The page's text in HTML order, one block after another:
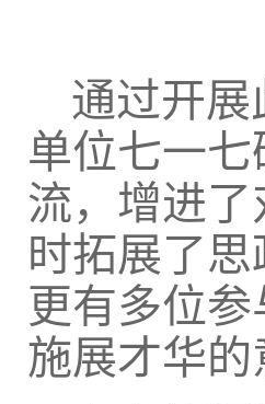
通过开
单位七一
流，增进
时拓展了
更有多位
施展才华的